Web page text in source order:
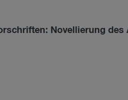
Novellierung des